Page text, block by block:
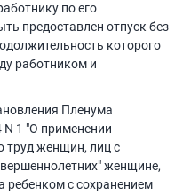
по его
предоставлен отпуск без
которого
работником и
Пленума
1 "О применении
труд женщин, лиц с
женщине,
ребенком с сохранением